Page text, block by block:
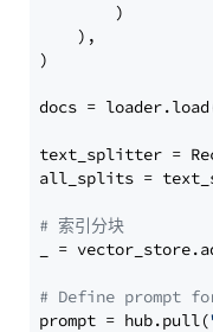
        )
    ),
)
docs =
text_splitter =
all_splits =
# 索引分块
_ =
# Define prompt
prompt = hub.pull(